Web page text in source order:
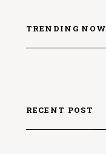
TRENDING NOW
RECENT POST